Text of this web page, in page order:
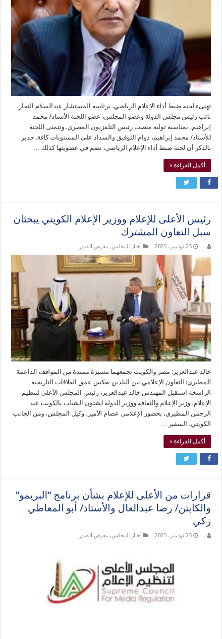
تهنىء لجنة ضبط أداء الإعلام الرياضي، برئاسة المستشار عبدالسلام النجار،
نائب رئيس مجلس الدولة وعضو المجلس، عضو اللجنة الأستاذ/ محمد
إبراهيم، بمناسبة توليه منصب رئيس التلفزيون المصري. وتتمنى اللجنة
للأستاذ/ محمد إبراهيم، دوام التوفيق والسداد على المستويات كافة. جدير
بالذكر أن لجنة ضبط أداء الإعلام الرياضي، تضم في عضويتها كذلك …
أكمل القراءة »
رئيس الأعلى للإعلام ووزير الإعلام الكويتي يبحثان
سبل التعاون المشترك
. 25 نوفمبر، 2025 أخبار المجلس, معرض الصور
خالد عبدالعزيز: مصر والكويت تجمعهما مسيرة ممتدة من المواقف الداعمة
المطيري: التعاون الإعلامي بين البلدين يعكس عمق العلاقات التاريخية
الراسخة استقبل المهندس خالد عبدالعزيز، رئيس المجلس الأعلى لتنظيم
الإعلام، وزير الإعلام والثقافة ووزير الدولة لشئون الشباب بالكويت عبد
الرحمن المطيري، بحضور الإعلامي عصام الأمير، وكيل المجلس، ومن الجانب
الكويتي، السفير …
أكمل القراءة »
قرارات من الأعلى للإعلام بشأن برنامج “البريمو”
والكابتن/ رضا عبدالعال والأستاذ/ أبو المعاطي
زكي
. 25 نوفمبر، 2025 أخبار المجلس, معرض الصور